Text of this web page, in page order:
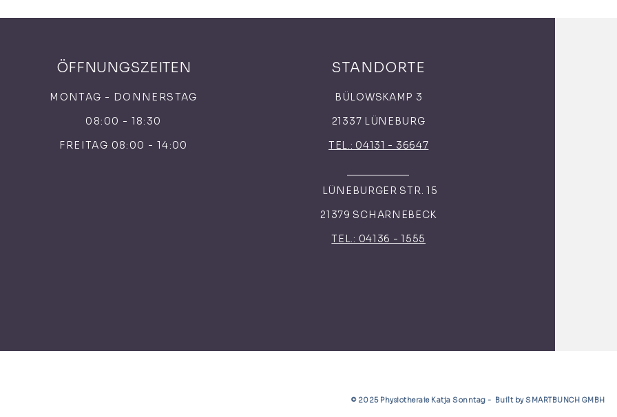
ÖFFNUNGSZEITEN
MONTAG - DONNERSTAG
08:00 - 18:30
FREITAG 08:00 - 14:00
STANDORTE
BÜLOWSKAMP 3
21337 LÜNEBURG
TEL.: 04131 - 36647
LÜNEBURGER STR. 15
21379 SCHARNEBECK
TEL.: 04136 - 1555
© 2025 Physiotheraie Katja Sonntag - Built by SMARTBUNCH GMBH